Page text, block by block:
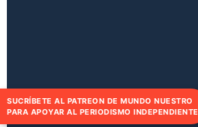
SUCRÍBETE AL PATREON DE MUNDO NUESTRO
PARA APOYAR AL PERIODISMO INDEPENDIENTE